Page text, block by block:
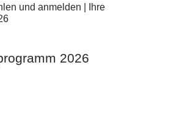
und anmelden | Ihre
2026